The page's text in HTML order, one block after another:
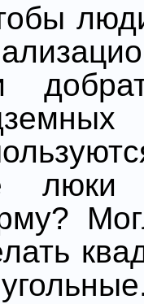
люки